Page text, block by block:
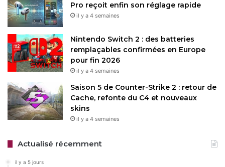
Pro reçoit enfin son réglage rapide
il y a 4 semaines
Nintendo Switch 2 : des batteries
remplaçables confirmées en Europe
pour fin 2026
il y a 4 semaines
Saison 5 de Counter-Strike 2 : retour de
Cache, refonte du C4 et nouveaux
skins
il y a 4 semaines
Actualisé récemment
il y a 5 jours